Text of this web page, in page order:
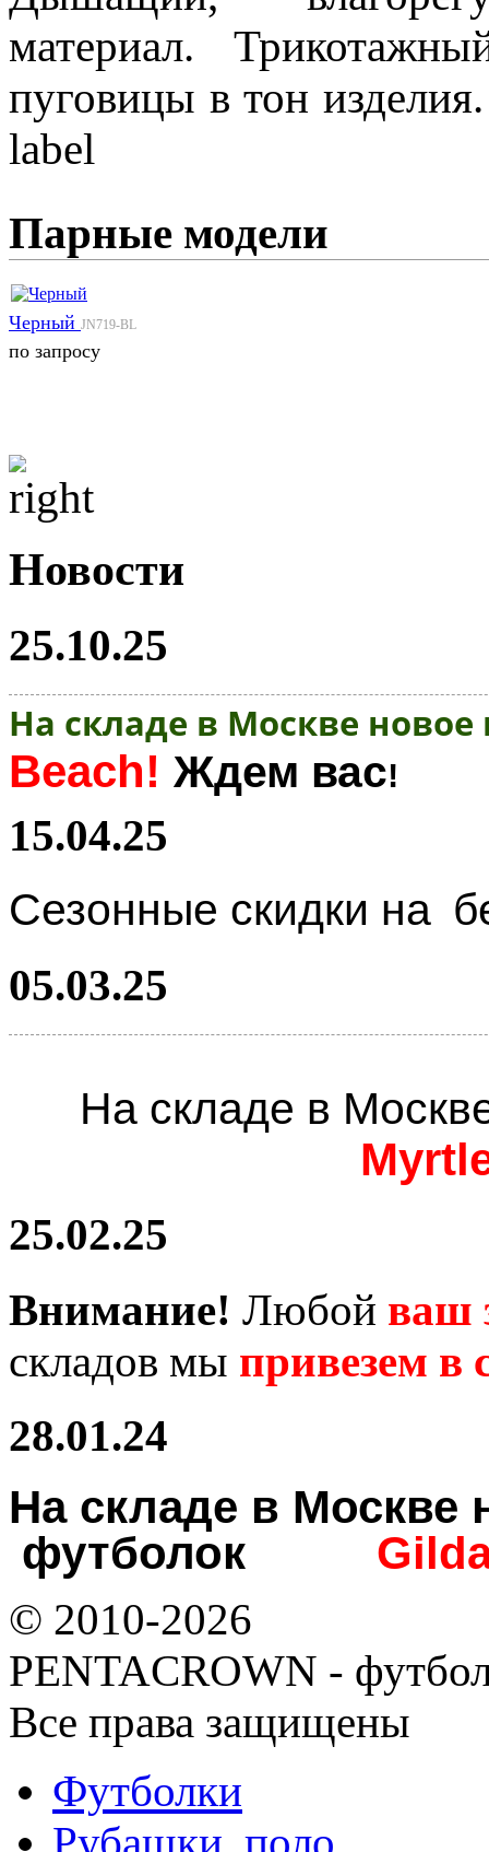
материал.
пуговицы в тон
label
Парные модели
Черный JN719-BL
по запросу
Новости
25.10.25
На складе в Москве
Beach! Ждем вас!
15.04.25
Сезонные скидки на
05.03.25
На складе в
25.02.25
Внимание! Любой ваш
складов мы привезем в
28.01.24
На складе в
футболок
© 2010-2026
PENTACROWN -
Все права защищены
Футболки